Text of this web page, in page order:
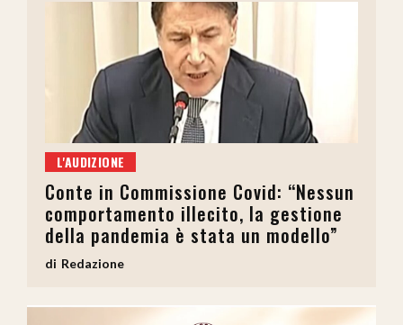
L'AUDIZIONE
Conte in Commissione Covid: “Nessun
comportamento illecito, la gestione
della pandemia è stata un modello”
Redazione